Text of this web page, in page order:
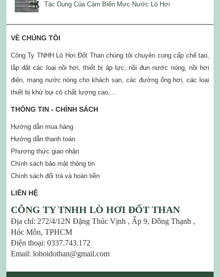
Tác Dụng Của Cảm Biến Mực Nước Lò Hơi
VỀ CHÚNG TÔI
Công Ty TNHH Lò Hơi Đốt Than chúng tôi chuyên cung cấp chế tạo,
lắp đặt các loại nồi hơi, thiết bị áp lực, nồi đun nước nóng, nồi hơi
điện, mạng nước nóng cho khách sạn, các đường ống hơi, các loại
thiết bị khử bụi có chất lượng cao,...
THÔNG TIN - CHÍNH SÁCH
Hướng dẫn mua hàng
Hướng dẫn thanh toán
Phương thức giao nhận
Chính sách bảo mật thông tin
Chính sách đổi trả và hoàn tiền
LIÊN HỆ
CÔNG TY TNHH LÒ HƠI ĐỐT THAN
Địa chỉ: 272/4/12N Đặng Thúc Vịnh , Ấp 9, Đông Thạnh ,
Hóc Môn, TPHCM
Điện thoại: 0337.743.172
Email: lohoidothan@gmail.com